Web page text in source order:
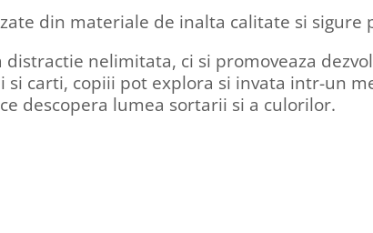
din materiale de inalta calitate si sigure
nelimitata, ci si promoveaza
si carti, copiii pot explora si invata intr-un
descopera lumea sortarii si a culorilor.